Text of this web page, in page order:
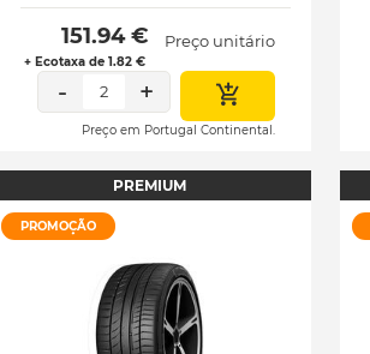
151.94 €
+ Ecotaxa de 1.82 €
Preço unitário
- 2 +
Preço em Portugal Continental.
PREMIUM
PROMOÇÃO